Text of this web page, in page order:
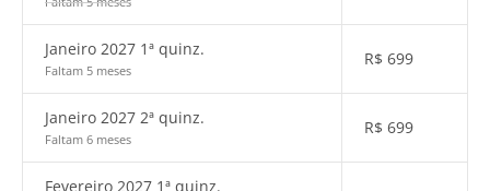
Janeiro 2027 1ª quinz.
Faltam 5 meses
R$ 699
Janeiro 2027 2ª quinz.
Faltam 6 meses
R$ 699
Fevereiro 2027 1ª quinz.